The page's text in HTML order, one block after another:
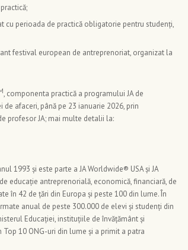
cu perioada de practică obligatorie pentru studenți,
festival european de antreprenoriat, organizat la
, componenta practică a programului JA de
afaceri, până pe 23 ianuarie 2026, prin
profesor JA; mai multe detalii la:
1993 și este parte a JA Worldwide® USA și JA
educație antreprenorială, economică, financiară, de
în 42 de țări din Europa și peste 100 din lume. În
anual de peste 300.000 de elevi și studenți din
Educației, instituțiile de învățământ și
10 ONG-uri din lume și a primit a patra